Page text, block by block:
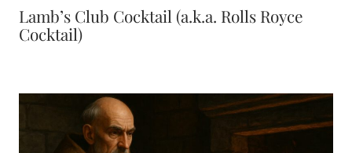
Lamb’s Club Cocktail (a.k.a. Rolls Royce
Cocktail)